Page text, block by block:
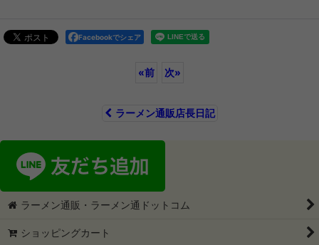
Facebookでシェア
«前 次»
ラーメン通販店長日記
ラーメン通販・ラーメン通ドットコム
ショッピングカート